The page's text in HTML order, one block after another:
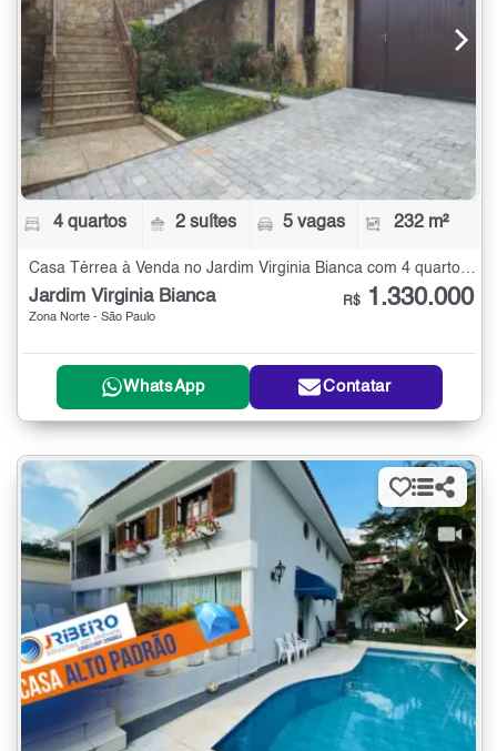
4 quartos 2 suítes 5 vagas 232 m²
Casa Térrea à Venda no Jardim Virginia Bianca com 4 quartos - 232 m²
Jardim Virginia Bianca
Zona Norte - São Paulo
R$ 1.330.000
WhatsApp Contatar